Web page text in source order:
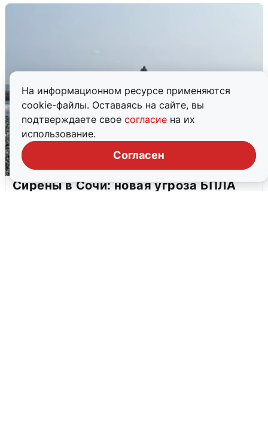
На информационном ресурсе применяются
cookie-файлы. Оставаясь на сайте, вы
подтверждаете свое согласие на их
использование.
Согласен
Сирены в Сочи: новая угроза БПЛА